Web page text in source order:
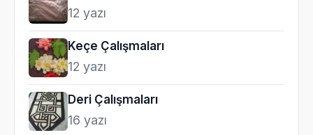
12 yazı
Keçe Çalışmaları
12 yazı
Deri Çalışmaları
16 yazı